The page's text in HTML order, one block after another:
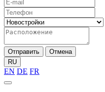
Отправить
Отмена
RU
EN DE FR